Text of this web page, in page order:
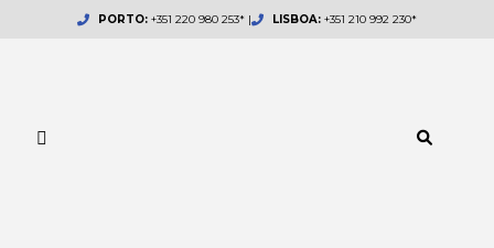
PORTO: +351 220 980 253* | LISBOA:+351 210 992 230*